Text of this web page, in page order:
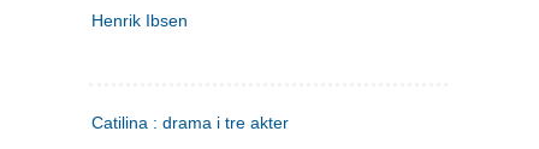
Henrik Ibsen
Catilina : drama i tre akter